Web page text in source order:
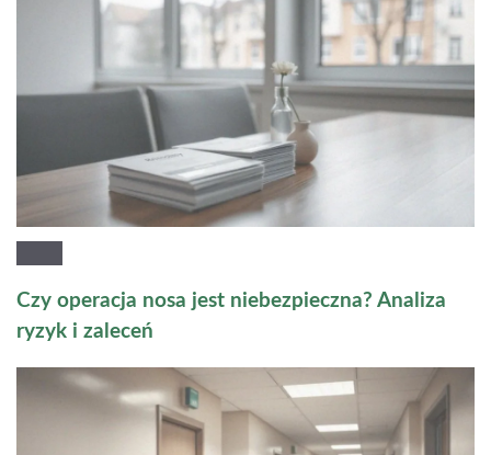
Czy operacja nosa jest niebezpieczna? Analiza
ryzyk i zaleceń